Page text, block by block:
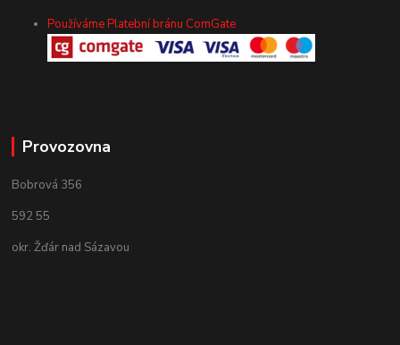
Používáme Platební bránu ComGate
Provozovna
Bobrová 356
592 55
okr. Žďár nad Sázavou